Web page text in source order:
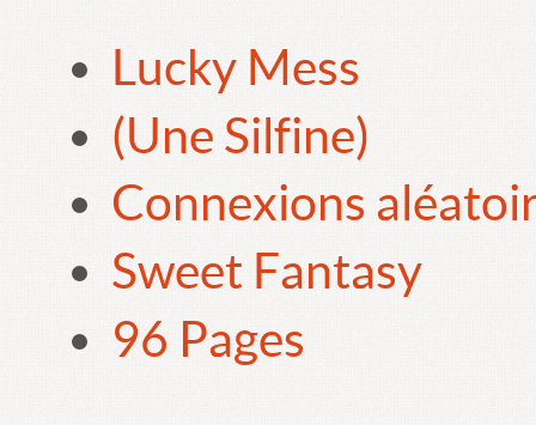
Lucky Mess
(Une Silfine)
Connexions
Sweet Fantasy
96 Pages